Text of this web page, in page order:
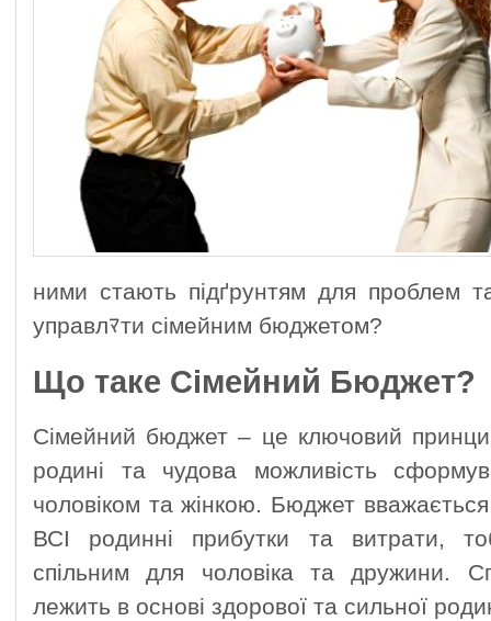
ними стають підґрунтям для проблем
управлﾏти сімейним бюджетом?
Що таке Сімейний Бюджет?
Сімейний бюджет – це ключовий
родині та чудова можливість
чоловіком та жінкою. Бюджет
ВСІ родинні прибутки та витрати,
спільним для чоловіка та дружини.
лежить в основі здорової та сильної